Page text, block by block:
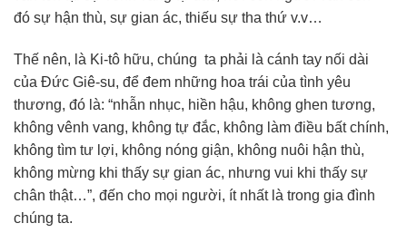
đó sự hận thù, sự gian ác, thiếu sự tha thứ v.v…
Thế nên, là Ki-tô hữu, chúng ta phải là cánh tay nối dài
của Đức Giê-su, để đem những hoa trái của tình yêu
thương, đó là: “nhẫn nhục, hiền hậu, không ghen tương,
không vênh vang, không tự đắc, không làm điều bất chính,
không tìm tư lợi, không nóng giận, không nuôi hận thù,
không mừng khi thấy sự gian ác, nhưng vui khi thấy sự
chân thật…”, đến cho mọi người, ít nhất là trong gia đình
chúng ta.